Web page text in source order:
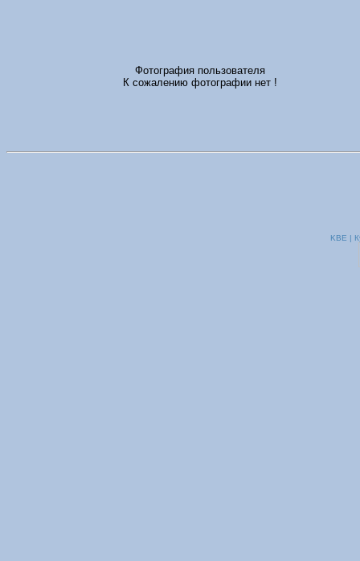
Фотография пользователя
К сожалению фотографии нет !
KBE |